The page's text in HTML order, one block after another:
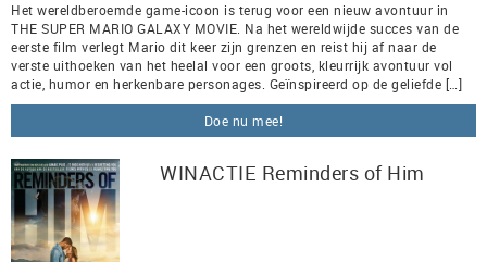
Het wereldberoemde game-icoon is terug voor een nieuw avontuur in
THE SUPER MARIO GALAXY MOVIE. Na het wereldwijde succes van de
eerste film verlegt Mario dit keer zijn grenzen en reist hij af naar de
verste uithoeken van het heelal voor een groots, kleurrijk avontuur vol
actie, humor en herkenbare personages. Geïnspireerd op de geliefde […]
Doe nu mee!
WINACTIE Reminders of Him